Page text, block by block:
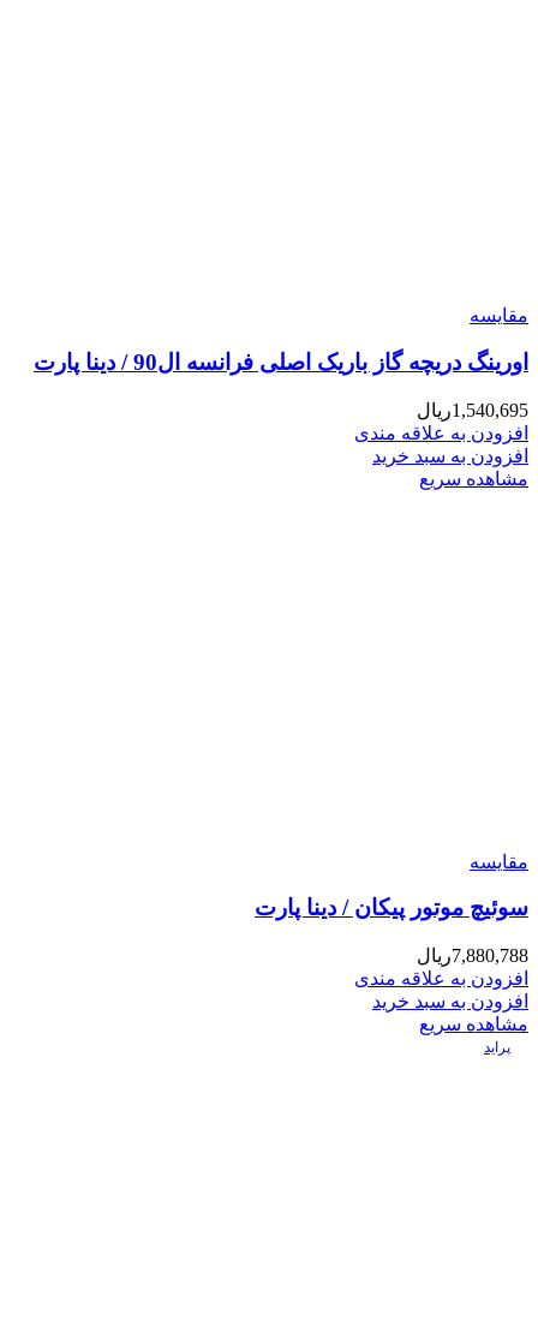
مقایسه
اورینگ دریچه گاز باریک اصلی فرانسه ال90 / دینا پارت
1,540,695ریال
افزودن به علاقه مندی
افزودن به سبد خرید
مشاهده سریع
مقایسه
سوئیچ موتور پیکان / دینا پارت
7,880,788ریال
افزودن به علاقه مندی
افزودن به سبد خرید
مشاهده سریع
پراید